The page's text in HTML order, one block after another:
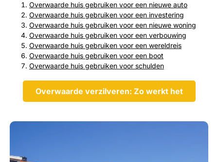
Overwaarde huis gebruiken voor een nieuwe auto
Overwaarde huis gebruiken voor een investering
Overwaarde huis gebruiken voor een nieuwe woning
Overwaarde huis gebruiken voor een verbouwing
Overwaarde huis gebruiken voor een wereldreis
Overwaarde huis gebruiken voor een boot
Overwaarde huis gebruiken voor schulden
Overwaarde verzilveren: Zo werkt het